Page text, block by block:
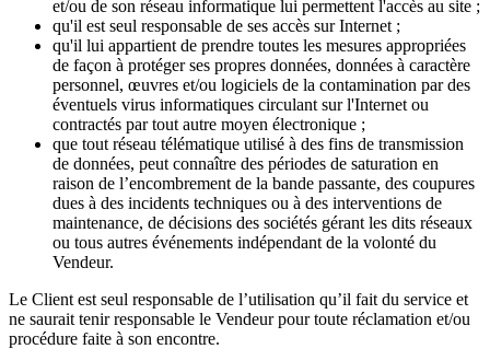
et/ou de son réseau informatique lui permettent l'accès au site ;
qu'il est seul responsable de ses accès sur Internet ;
qu'il lui appartient de prendre toutes les mesures appropriées
de façon à protéger ses propres données, données à caractère
personnel, œuvres et/ou logiciels de la contamination par des
éventuels virus informatiques circulant sur l'Internet ou
contractés par tout autre moyen électronique ;
que tout réseau télématique utilisé à des fins de transmission
de données, peut connaître des périodes de saturation en
raison de l’encombrement de la bande passante, des coupures
dues à des incidents techniques ou à des interventions de
maintenance, de décisions des sociétés gérant les dits réseaux
ou tous autres événements indépendant de la volonté du
Vendeur.
Le Client est seul responsable de l’utilisation qu’il fait du service et
ne saurait tenir responsable le Vendeur pour toute réclamation et/ou
procédure faite à son encontre.